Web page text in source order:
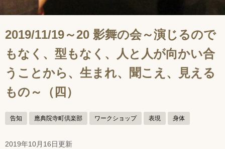
2019/11/19～20 影舞の会～演じるので
もなく、型もなく、人と人が向かい合
うことから、生まれ、聞こえ、見える
もの～（四）
告知 應典院寺町倶楽部 ワークショップ 表現 身体
2019年10月16日更新